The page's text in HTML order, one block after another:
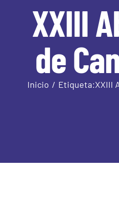
XXIII
de
Inicio Etiqueta:XXIII